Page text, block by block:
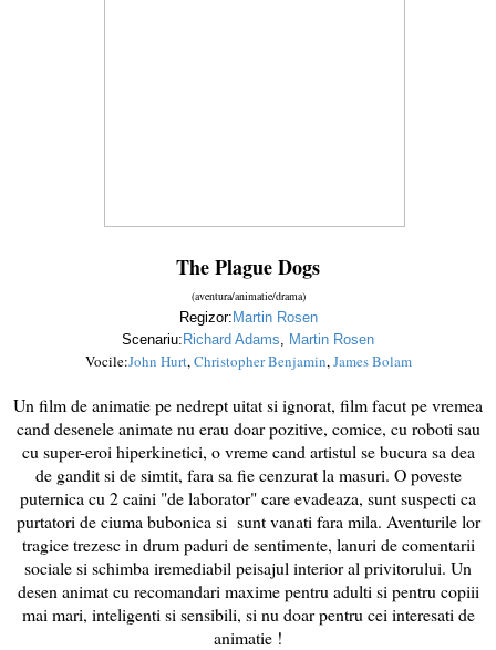
The Plague Dogs
(aventura/animatie/drama)
Regizor: Martin Rosen
Scenariu: Richard Adams Martin Rosen
Vocile:John Hurt,Christopher Benjamin,James Bolam
Un film de animatie pe nedrept uitat si ignorat, film facut pe vremea
cand desenele animate nu erau doar pozitive, comice, cu roboti sau
cu super-eroi hiperkinetici, o vreme cand artistul se bucura sa dea
de gandit si de simtit, fara sa fie cenzurat la masuri. O poveste
puternica cu 2 caini "de laborator" care evadeaza, sunt suspecti ca
purtatori de ciuma bubonica si sunt vanati fara mila. Aventurile lor
tragice trezesc in drum paduri de sentimente, lanuri de comentarii
sociale si schimba iremediabil peisajul interior al privitorului. Un
desen animat cu recomandari maxime pentru adulti si pentru copiii
mai mari, inteligenti si sensibili, si nu doar pentru cei interesati de
animatie !